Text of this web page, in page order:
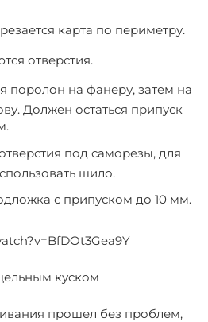
карта по периметру.
отверстия.
поролон на фанеру, затем на
Должен остаться припуск
под саморезы, для
шило.
с припуском до 10 мм.
куском
прошел без проблем,